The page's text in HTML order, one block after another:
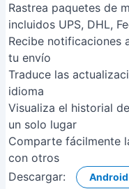
Rastrea paquetes de
incluidos UPS, DHL,
Recibe notificaciones
tu envío
Traduce las
idioma
Visualiza el historial
un solo lugar
Comparte fácilmente
con otros
Descargar:
Android